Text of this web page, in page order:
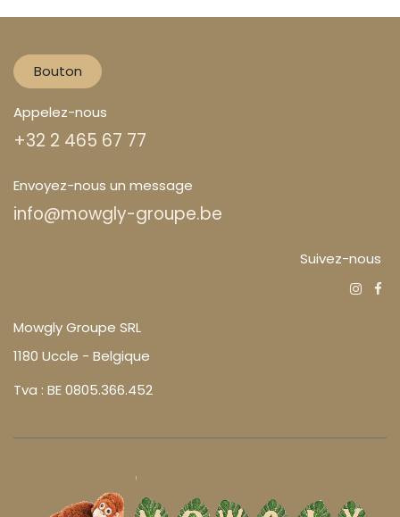
Bouton
Appelez-nous
+32 2 465 67 77
Envoyez-nous un message
info@mowgly-groupe.be
Suivez-nous
Mowgly Groupe SRL
1180 Uccle - Belgique
Tva : BE 0805.366.452